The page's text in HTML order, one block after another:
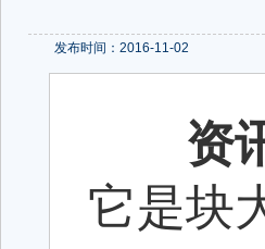
发布时间：2016-11-02
资
它是块